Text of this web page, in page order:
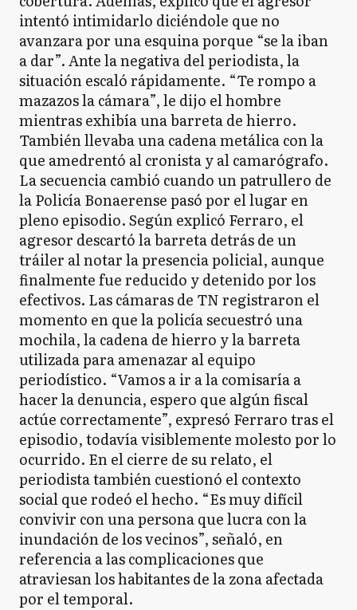
intentó intimidarlo diciéndole que no
avanzara por una esquina porque “se la iban
a dar”. Ante la negativa del periodista, la
situación escaló rápidamente. “Te rompo a
mazazos la cámara”, le dijo el hombre
mientras exhibía una barreta de hierro.
También llevaba una cadena metálica con la
que amedrentó al cronista y al camarógrafo.
La secuencia cambió cuando un patrullero de
la Policía Bonaerense pasó por el lugar en
pleno episodio. Según explicó Ferraro, el
agresor descartó la barreta detrás de un
tráiler al notar la presencia policial, aunque
finalmente fue reducido y detenido por los
efectivos. Las cámaras de TN registraron el
momento en que la policía secuestró una
mochila, la cadena de hierro y la barreta
utilizada para amenazar al equipo
periodístico. “Vamos a ir a la comisaría a
hacer la denuncia, espero que algún fiscal
actúe correctamente”, expresó Ferraro tras el
episodio, todavía visiblemente molesto por lo
ocurrido. En el cierre de su relato, el
periodista también cuestionó el contexto
social que rodeó el hecho. “Es muy difícil
convivir con una persona que lucra con la
inundación de los vecinos”, señaló, en
referencia a las complicaciones que
atraviesan los habitantes de la zona afectada
por el temporal.